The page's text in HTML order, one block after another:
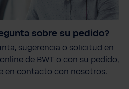
sobre su pedido?
sugerencia o solicitud en
de BWT o con su pedido,
en contacto con nosotros.